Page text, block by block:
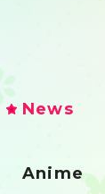
News
Anime